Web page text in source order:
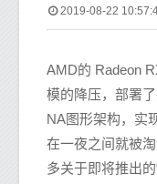
2019-08-22
AMD的 Radeon
模的降压，部署
NA图形架构，实
在一夜之间就被
多关于即将推出